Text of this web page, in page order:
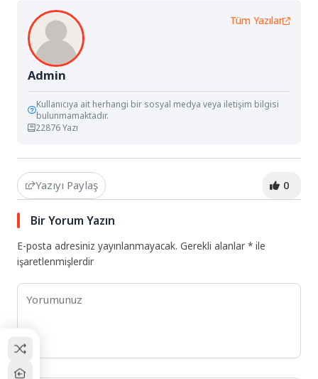
Admin
Tüm Yazılar
Kullanıcıya ait herhangi bir sosyal medya veya iletişim bilgisi
bulunmamaktadır.
22876 Yazı
Yazıyı Paylaş 0
Bir Yorum Yazın
E-posta adresiniz yayınlanmayacak. Gerekli alanlar* ile
işaretlenmişlerdir